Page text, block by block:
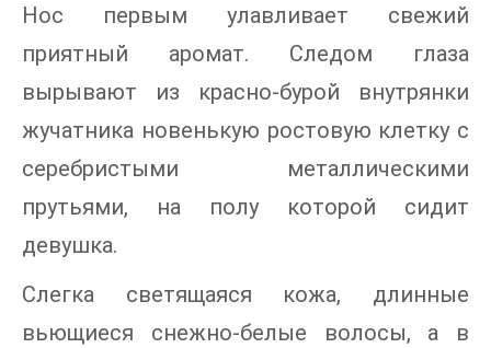
Нос первым улавливает свежий
приятный аромат. Следом глаза
вырывают из красно-бурой внутрянки
жучатника новенькую ростовую клетку с
серебристыми металлическими
прутьями, на полу которой сидит
девушка.
Слегка светящаяся кожа, длинные
вьющиеся снежно-белые волосы, а в